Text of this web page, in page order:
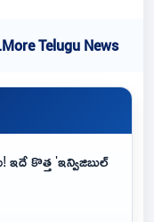
Telugu News
ఇదే కొత్త 'ఇన్విజిబుల్